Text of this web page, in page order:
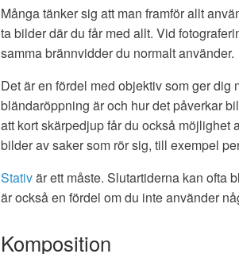
Många tänker sig att man framför allt
ta bilder där du får med allt. Vid
samma brännvidder du normalt använder.
Det är en fördel med objektiv som ger
bländaröppning är och hur det påverkar
att kort skärpedjup får du också möjlighet
bilder av saker som rör sig, till exempel
Stativär ett måste. Slutartiderna kan ofta
är också en fördel om du inte använder
Komposition